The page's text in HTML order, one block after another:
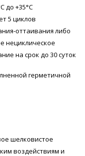
до +35°С
5 циклов
оттаивания либо
нециклическое
на срок до 30 суток
герметичной
шелковистое
воздействиям и